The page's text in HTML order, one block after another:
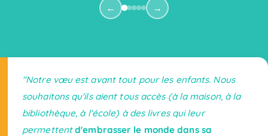
← →
"Notre vœu est avant tout pour les enfants. Nous
souhaitons qu'ils aient tous accès (à la maison, à la
bibliothèque, à l'école) à des livres qui leur
permettentd'embrasser le monde dans sa